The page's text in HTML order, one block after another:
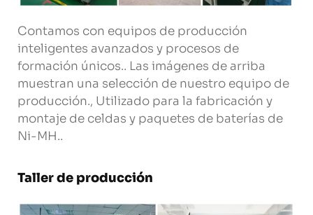
Contamos con equipos de producción
inteligentes avanzados y procesos de
formación únicos.. Las imágenes de arriba
muestran una selección de nuestro equipo de
producción., Utilizado para la fabricación y
montaje de celdas y paquetes de baterías de
Ni-MH..
Taller de producción